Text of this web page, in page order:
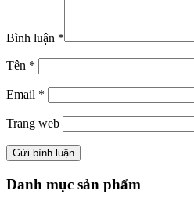
Bình luận *
Tên *
Email *
Trang web
Danh mục sản phẩm